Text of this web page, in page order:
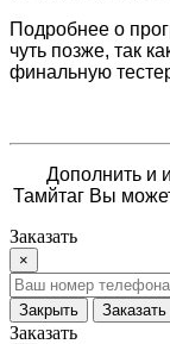
Подробнее о
чуть позже, так
финальную
Дополнить и
Тамйтаг Вы
Заказать
×
Закрыть Заказать
Заказать